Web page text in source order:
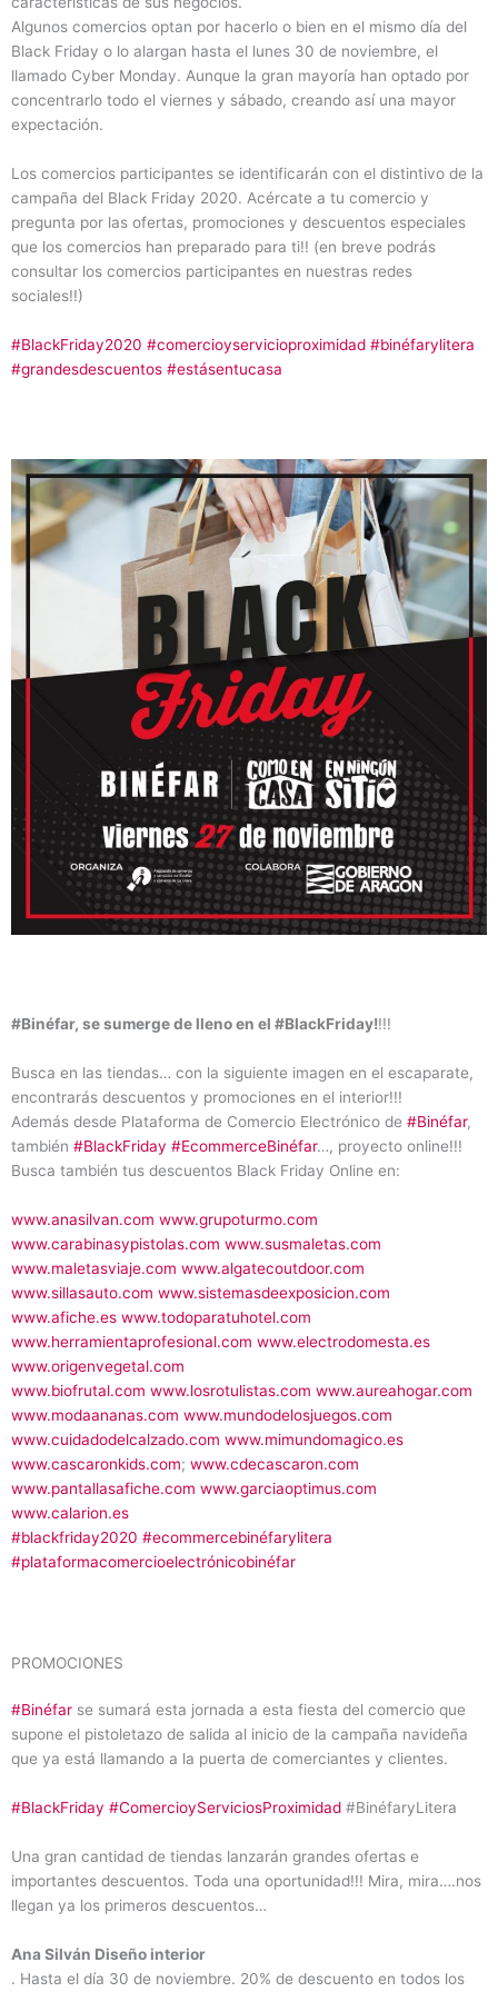
Algunos comercios optan por hacerlo o bien en el mismo día del
Black Friday o lo alargan hasta el lunes 30 de noviembre, el
llamado Cyber Monday. Aunque la gran mayoría han optado por
concentrarlo todo el viernes y sábado, creando así una mayor
expectación.
Los comercios participantes se identificarán con el distintivo de la
campaña del Black Friday 2020. Acércate a tu comercio y
pregunta por las ofertas, promociones y descuentos especiales
que los comercios han preparado para ti!! (en breve podrás
consultar los comercios participantes en nuestras redes
sociales!!)
#BlackFriday2020 #comercioyservicioproximidad #binéfarylitera
#grandesdescuentos #estásentucasa
#Binéfar, se sumerge de lleno en el #BlackFriday!!!!
Busca en las tiendas… con la siguiente imagen en el escaparate,
encontrarás descuentos y promociones en el interior!!!
Además desde Plataforma de Comercio Electrónico de #Binéfar,
también #BlackFriday #EcommerceBinéfar…, proyecto online!!!
Busca también tus descuentos Black Friday Online en:
www.anasilvan.com www.grupoturmo.com
www.carabinasypistolas.com www.susmaletas.com
www.maletasviaje.com www.algatecoutdoor.com
www.sillasauto.com www.sistemasdeexposicion.com
www.afiche.es www.todoparatuhotel.com
www.herramientaprofesional.com www.electrodomesta.es
www.origenvegetal.com
www.biofrutal.com www.losrotulistas.com www.aureahogar.com
www.modaananas.com www.mundodelosjuegos.com
www.cuidadodelcalzado.com www.mimundomagico.es
www.cascaronkids.com; www.cdecascaron.com
www.pantallasafiche.com www.garciaoptimus.com
www.calarion.es
#blackfriday2020 #ecommercebinéfarylitera
#plataformacomercioelectrónicobinéfar
PROMOCIONES
#Binéfar se sumará esta jornada a esta fiesta del comercio que
supone el pistoletazo de salida al inicio de la campaña navideña
que ya está llamando a la puerta de comerciantes y clientes.
#BlackFriday #ComercioyServiciosProximidad #BinéfaryLitera
Una gran cantidad de tiendas lanzarán grandes ofertas e
importantes descuentos. Toda una oportunidad!!! Mira, mira….nos
llegan ya los primeros descuentos…
Ana Silván Diseño interior
. Hasta el día 30 de noviembre. 20% de descuento en todos los